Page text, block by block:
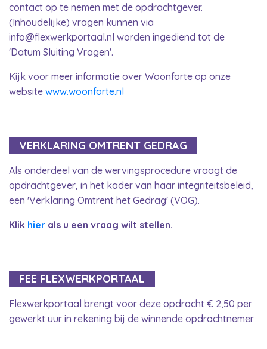
contact op te nemen met de opdrachtgever.
(Inhoudelijke) vragen kunnen via
info@flexwerkportaal.nl worden ingediend tot de
'Datum Sluiting Vragen'.
Kijk voor meer informatie over Woonforte op onze
website www.woonforte.nl
VERKLARING OMTRENT GEDRAG
Als onderdeel van de wervingsprocedure vraagt de
opdrachtgever, in het kader van haar integriteitsbeleid,
een 'Verklaring Omtrent het Gedrag' (VOG).
Klik hier als u een vraag wilt stellen.
FEE FLEXWERKPORTAAL
Flexwerkportaal brengt voor deze opdracht € 2,50 per
gewerkt uur in rekening bij de winnende opdrachtnemer